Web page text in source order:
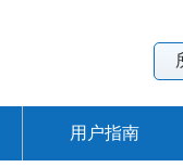
用户指南